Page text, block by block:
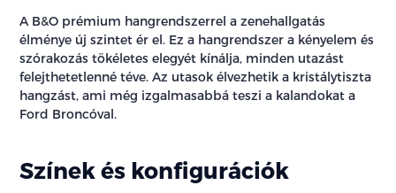
A B&O prémium hangrendszerrel a zenehallgatás
élménye új szintet ér el. Ez a hangrendszer a kényelem és
szórakozás tökéletes elegyét kínálja, minden utazást
felejthetetlenné téve. Az utasok élvezhetik a kristálytiszta
hangzást, ami még izgalmasabbá teszi a kalandokat a
Ford Broncóval.
Színek és konfigurációk